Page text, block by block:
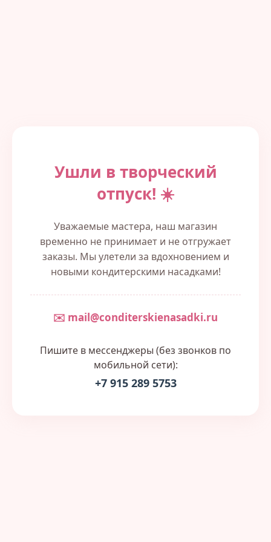
Ушли в творческий
отпуск! ☀️
Уважаемые мастера, наш магазин
временно не принимает и не отгружает
заказы. Мы улетели за вдохновением и
новыми кондитерскими насадками!
✉️ mail@conditerskienasadki.ru
Пишите в мессенджеры (без звонков по
мобильной сети):
+7 915 289 5753